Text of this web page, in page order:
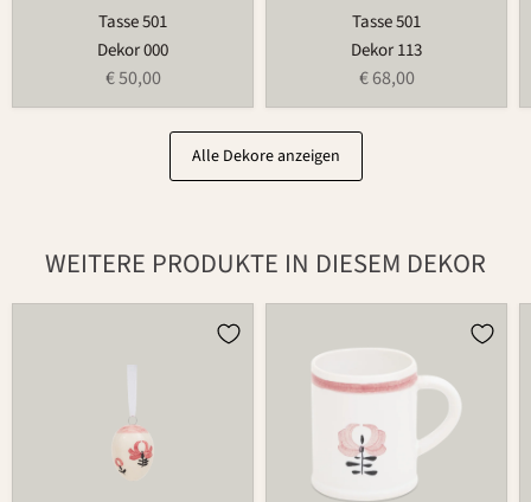
Tasse 501
Dekor 000
€ 50,00
Tasse 501
Dekor 113
€ 68,00
Alle Dekore anzeigen
WEITERE PRODUKTE IN DIESEM DEKOR